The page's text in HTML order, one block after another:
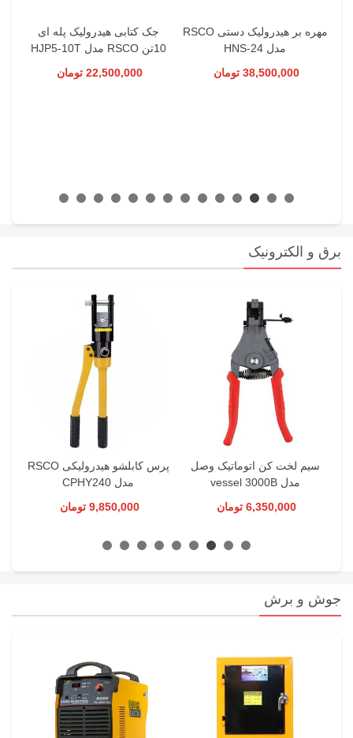
مهره بر هیدرولیک دستی RSCO
مدل HNS-24
38,500,000 تومان
جک کتابی هیدرولیک پله ای
10تن RSCO مدل HJP5-10T
22,500,000 تومان
برق و الکترونیک
سیم لخت کن اتوماتیک وصل
مدل vessel 3000B
6,350,000 تومان
پرس کابلشو هیدرولیکی RSCO
مدل CPHY240
9,850,000 تومان
جوش و برش